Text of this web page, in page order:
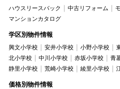
ハウスリースバック 中古リフォーム
マンションカタログ
学区別物件情報
興文小学校 安井小学校 小野小学校
北小学校
中川小学校 赤坂小学校 青
静里小学校
荒崎小学校 綾里小学校
価格別物件情報